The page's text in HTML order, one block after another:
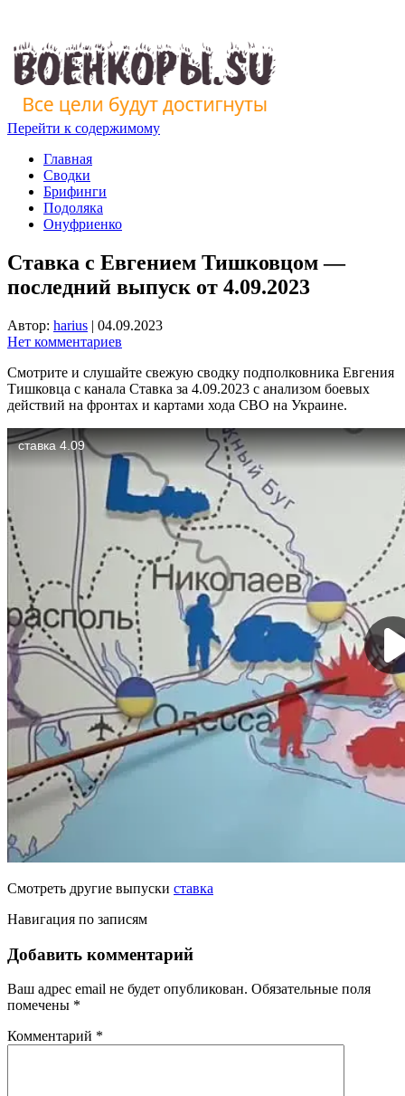
Перейти к содержимому
Главная
Сводки
Брифинги
Подоляка
Онуфриенко
Ставка с Евгением Тишковцом —
последний выпуск от 4.09.2023
Автор: harius | 04.09.2023
Нет комментариев
Смотрите и слушайте свежую сводку подполковника Евгения
Тишковца с канала Ставка за 4.09.2023 с анализом боевых
действий на фронтах и картами хода СВО на Украине.
Смотреть другие выпуски ставка
Навигация по записям
Добавить комментарий
Ваш адрес email не будет опубликован. Обязательные поля
помечены *
Комментарий *